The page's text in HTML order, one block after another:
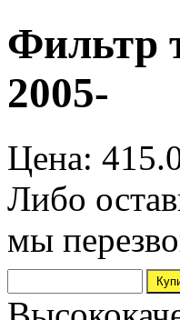
Фильтр
2005-
Цена:
Либо
мы